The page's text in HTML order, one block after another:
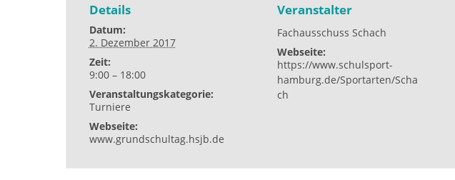
Details
Datum:
2. Dezember 2017
Zeit:
9:00 – 18:00
Veranstaltungskategorie:
Turniere
Webseite:
www.grundschultag.hsjb.de
Veranstalter
Fachausschuss Schach
Webseite:
https://www.schulsport-
hamburg.de/Sportarten/Scha
ch